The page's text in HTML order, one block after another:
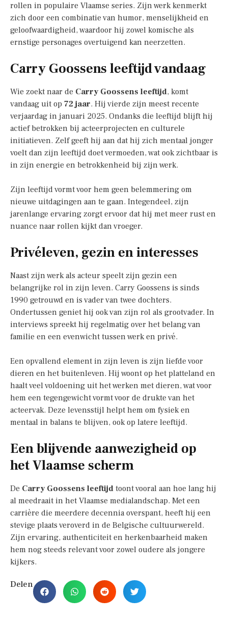
rollen in populaire Vlaamse series. Zijn werk kenmerkt
zich door een combinatie van humor, menselijkheid en
geloofwaardigheid, waardoor hij zowel komische als
ernstige personages overtuigend kan neerzetten.
Carry Goossens leeftijd vandaag
Wie zoekt naar de Carry Goossens leeftijd, komt
vandaag uit op 72 jaar. Hij vierde zijn meest recente
verjaardag in januari 2025. Ondanks die leeftijd blijft hij
actief betrokken bij acteerprojecten en culturele
initiatieven. Zelf geeft hij aan dat hij zich mentaal jonger
voelt dan zijn leeftijd doet vermoeden, wat ook zichtbaar is
in zijn energie en betrokkenheid bij zijn werk.
Zijn leeftijd vormt voor hem geen belemmering om
nieuwe uitdagingen aan te gaan. Integendeel, zijn
jarenlange ervaring zorgt ervoor dat hij met meer rust en
nuance naar rollen kijkt dan vroeger.
Privéleven, gezin en interesses
Naast zijn werk als acteur speelt zijn gezin een
belangrijke rol in zijn leven. Carry Goossens is sinds
1990 getrouwd en is vader van twee dochters.
Ondertussen geniet hij ook van zijn rol als grootvader. In
interviews spreekt hij regelmatig over het belang van
familie en een evenwicht tussen werk en privé.
Een opvallend element in zijn leven is zijn liefde voor
dieren en het buitenleven. Hij woont op het platteland en
haalt veel voldoening uit het werken met dieren, wat voor
hem een tegengewicht vormt voor de drukte van het
acteervak. Deze levensstijl helpt hem om fysiek en
mentaal in balans te blijven, ook op latere leeftijd.
Een blijvende aanwezigheid op
het Vlaamse scherm
De Carry Goossens leeftijd toont vooral aan hoe lang hij
al meedraait in het Vlaamse medialandschap. Met een
carrière die meerdere decennia overspant, heeft hij een
stevige plaats veroverd in de Belgische cultuurwereld.
Zijn ervaring, authenticiteit en herkenbaarheid maken
hem nog steeds relevant voor zowel oudere als jongere
kijkers.
Delen